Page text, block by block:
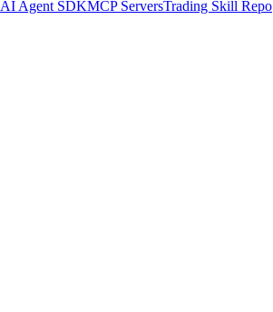
AI Agent SDKMCP ServersTrading Skill Repo